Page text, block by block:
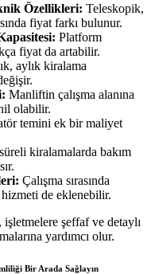
Özellikleri: Teleskopik,
fiyat farkı bulunur.
Platform
fiyat da artabilir.
aylık kiralama
Manliftin çalışma alanına
olabilir.
temini ek bir maliyet
kiralamalarda bakım
Çalışma sırasında
de eklenebilir.
şeffaf ve detaylı
yardımcı olur.
Bir Arada Sağlayın